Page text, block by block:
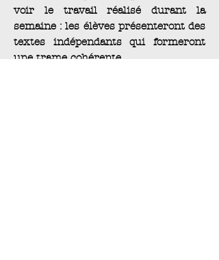
voir le travail réalisé durant la
semaine : les élèves présenteront des
textes indépendants qui formeront
une trame cohérente.